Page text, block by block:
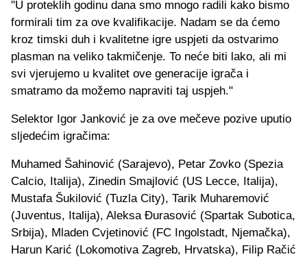
"U proteklih godinu dana smo mnogo radili kako bismo
formirali tim za ove kvalifikacije. Nadam se da ćemo
kroz timski duh i kvalitetne igre uspjeti da ostvarimo
plasman na veliko takmičenje. To neće biti lako, ali mi
svi vjerujemo u kvalitet ove generacije igrača i
smatramo da možemo napraviti taj uspjeh."
Selektor Igor Janković je za ove mečeve pozive uputio
sljedećim igračima:
Muhamed Šahinović (Sarajevo), Petar Zovko (Spezia
Calcio, Italija), Zinedin Smajlović (US Lecce, Italija),
Mustafa Šukilović (Tuzla City), Tarik Muharemović
(Juventus, Italija), Aleksa Đurasović (Spartak Subotica,
Srbija), Mladen Cvjetinović (FC Ingolstadt, Njemačka),
Harun Karić (Lokomotiva Zagreb, Hrvatska), Filip Račić